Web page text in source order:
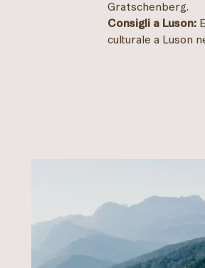
Gratschenberg.
Consigli a Luson:
culturale a Luson